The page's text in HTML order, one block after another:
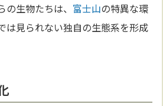
生物たちは、 富士山の特異な環
は見られない独自の生態系を形成